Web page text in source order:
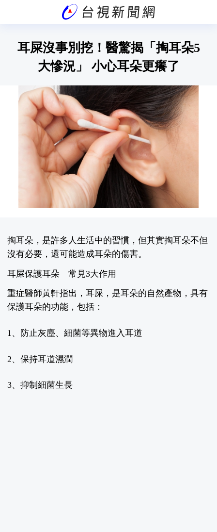
耳屎沒事別挖！醫驚揭「掏耳朵5
大慘況」 小心耳朵更癢了
掏耳朵，是許多人生活中的習慣，但其實掏耳朵不但
沒有必要，還可能造成耳朵的傷害。
耳屎保護耳朵 常見3大作用
重症醫師黃軒指出，耳屎，是耳朵的自然產物，具有
保護耳朵的功能，包括：
1 、防止灰塵、細菌等異物進入耳道
2、保持耳道濕潤
3、抑制細菌生長